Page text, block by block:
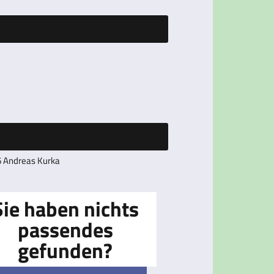
Andreas Kurka
haben nichts
passendes
gefunden?